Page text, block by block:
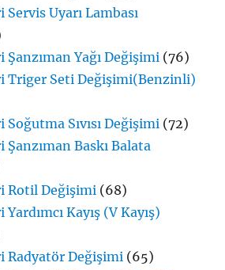
Uyarı Lambası
Şanzıman Yağı Değişimi (76)
Triger Seti Değişimi(Benzinli)
Sıvısı Değişimi (72)
Baskı Balata
Rotil Değişimi (68)
Kayış (V Kayış)
Radyatör Değişimi (65)